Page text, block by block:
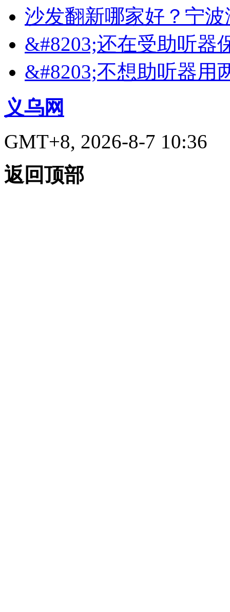
沙发翻新哪家好？宁
&#8203;还在受助听器
&#8203;不想助听器用
义乌网
GMT+8, 2026-8-7 10:36
返回顶部